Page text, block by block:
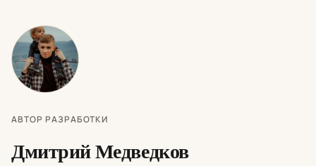
АВТОР РАЗРАБОТКИ
Дмитрий Медведков